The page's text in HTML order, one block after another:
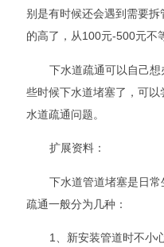
别是有时候还会遇到需要
的高了，从100元-500元不
下水道疏通可以自己
些时候下水道堵塞了，可
水道疏通问题。
扩展资料：
下水道管道堵塞是日
疏通一般分为几种：
1、新安装管道时不小